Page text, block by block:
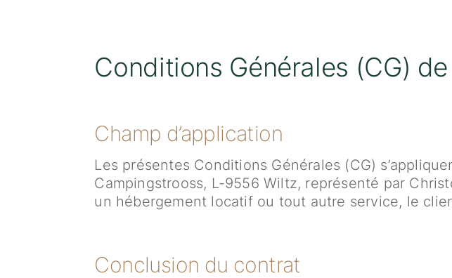
Conditions Générales (CG)
Champ d’application
Les présentes Conditions Générales (CG)
Campingstrooss, L-9556 Wiltz, représenté par
un hébergement locatif ou tout autre service, le
Conclusion du contrat